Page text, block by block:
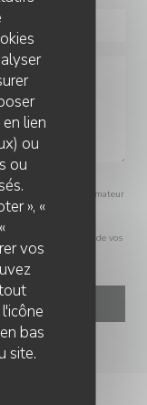
lien
ou
ou
», «
vos
bas
site.
que le consommateur
démarchage
sur le traitement de vos